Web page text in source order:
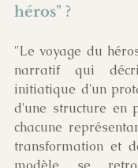
héros" ?
"Le voyage du
narratif qui
initiatique d'un
d'une structure en
chacune
transformation et